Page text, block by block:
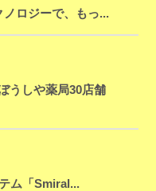
ロジーで、もっ...
うしや薬局30店舗
ム「Smiral...